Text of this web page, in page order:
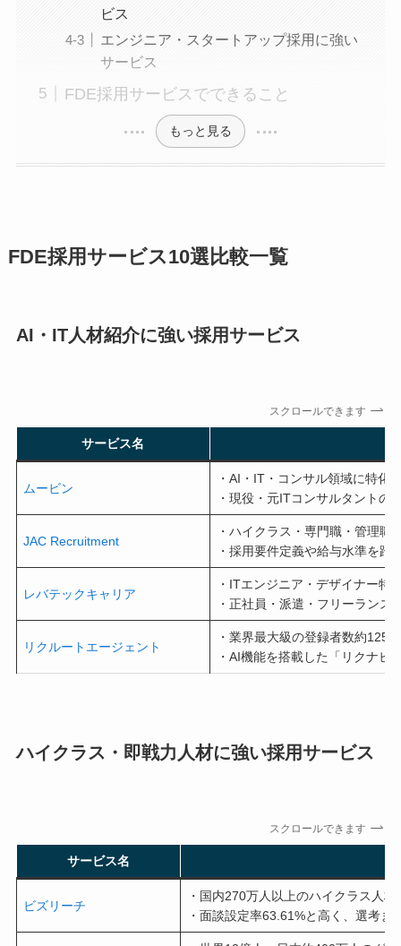
ビス
エンジニア・スタートアップ採用に強い
サービス
FDE採用サービスでできること
もっと見る
FDE採用サービス10選比較一覧
AI・IT人材紹介に強い採用サービス
スクロールできます
サービス名
ムービン
・AI・IT・コンサル領域に特化
・現役・元ITコンサルタントの
JAC Recruitment
・ハイクラス・専門職・管理
・採用要件定義や給与水準を踏
レバテックキャリア
・ITエンジニア・デザイナー特
・正社員・派遣・フリーランス
リクルートエージェント
・業界最大級の登録者数約125
・AI機能を搭載した「リクナビ
ハイクラス・即戦力人材に強い採用サービス
スクロールできます
サービス名
ビズリーチ
・国内270万人以上のハイクラス人
・面談設定率63.61%と高く、選考ま